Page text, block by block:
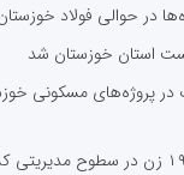
در حوالی فولاد
استان خوزستان شد
پروژه‌های مسکونی
انتصاب بیش از ۱۹۰ زن در سطوح